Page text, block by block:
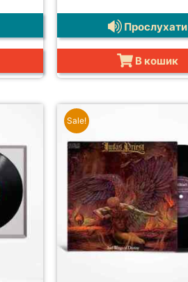
Прослухати
В кошик
Sale!